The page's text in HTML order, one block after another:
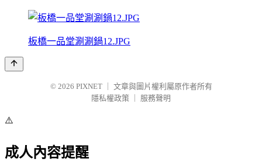
板橋一品堂涮涮鍋12.JPG
© 2026 PIXNET
文章與圖片權利屬原作者所有
隱私權政策
服務聲明
⚠️
成人內容提醒